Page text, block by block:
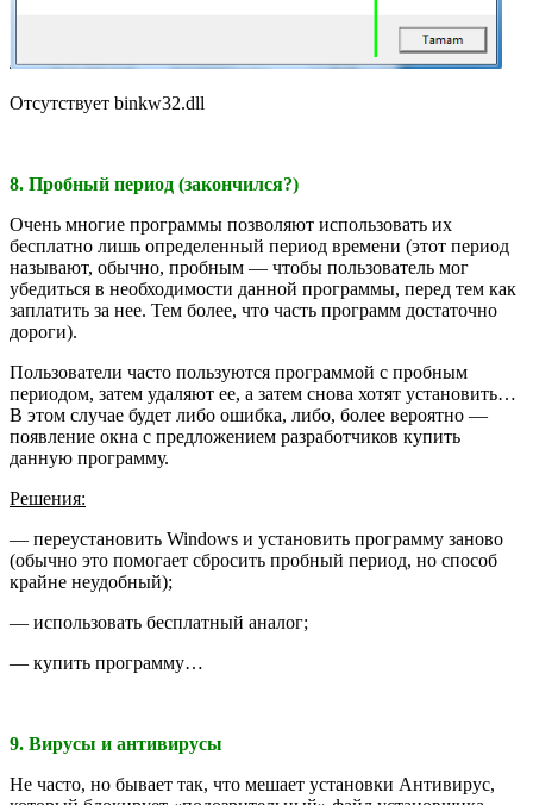
Отсутствует binkw32.dll
8. Пробный период (закончился?)
Очень многие программы позволяют использовать их
бесплатно лишь определенный период времени (этот период
называют, обычно, пробным — чтобы пользователь мог
убедиться в необходимости данной программы, перед тем как
заплатить за нее. Тем более, что часть программ достаточно
дороги).
Пользователи часто пользуются программой с пробным
периодом, затем удаляют ее, а затем снова хотят установить…
В этом случае будет либо ошибка, либо, более вероятно —
появление окна с предложением разработчиков купить
данную программу.
Решения:
— переустановить Windows и установить программу заново
(обычно это помогает сбросить пробный период, но способ
крайне неудобный);
— использовать бесплатный аналог;
— купить программу…
9. Вирусы и антивирусы
Не часто, но бывает так, что мешает установки Антивирус,